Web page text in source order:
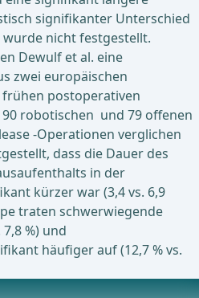
signifikanter Unterschied
nicht festgestellt.
Dewulf et al. eine
zwei europäischen
postoperativen
robotischen und 79 offenen
-Operationen verglichen
dass die Dauer des
in der
kürzer war (3,4 vs. 6,9
traten schwerwiegende
%) und
häufiger auf (12,7 % vs.
diesem Thema